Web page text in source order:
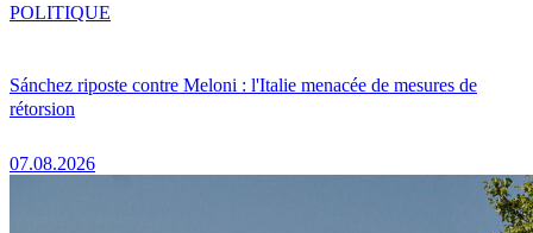
Sánchez riposte contre Meloni : l'Italie menacée de mesures de
rétorsion
07.08.2026
POLITIQUE